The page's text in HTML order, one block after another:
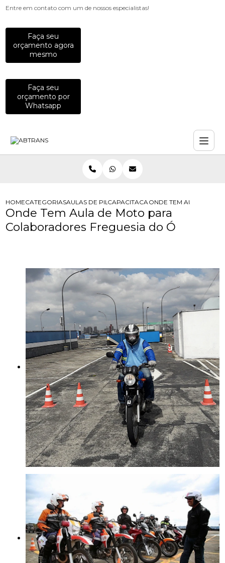
Entre em contato com um de nossos especialistas!
Faça seu
orçamento agora
mesmo
Faça seu
orçamento por
Whatsapp
HOMECATEGORIASAULAS DE PILOTAGEM PARA EMPRESAS
CAPACITACAO PARAONDE TEM AULA DE
Onde Tem Aula de Moto para
Colaboradores Freguesia do Ó